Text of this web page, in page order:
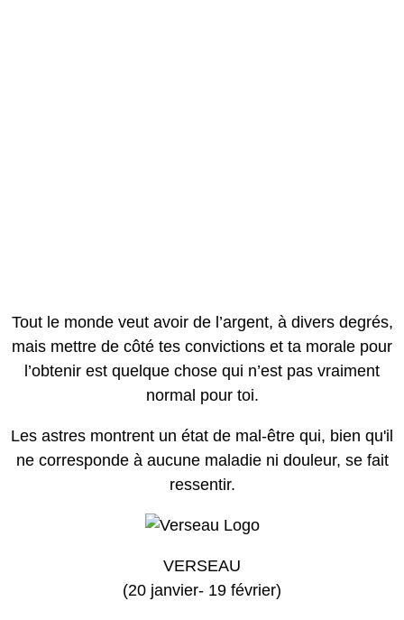
Tout le monde veut avoir de l’argent, à divers degrés,
mais mettre de côté tes convictions et ta morale pour
l’obtenir est quelque chose qui n’est pas vraiment
normal pour toi.
Les astres montrent un état de mal-être qui, bien qu'il
ne corresponde à aucune maladie ni douleur, se fait
ressentir.
VERSEAU
(20 janvier- 19 février)